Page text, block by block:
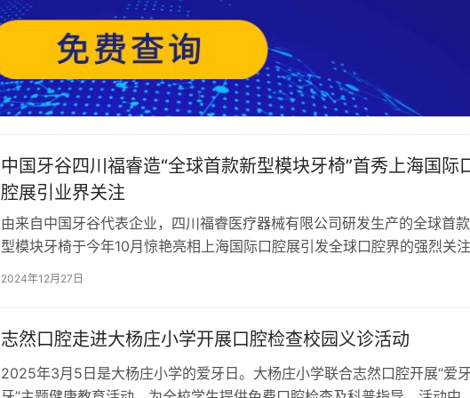
中国牙谷四川福睿造“全球首款新型模块牙椅”首秀上海国际
腔展引业界关注
由来自中国牙谷代表企业，四川福睿医疗器械有限公司研发生产的全球首
型模块牙椅于今年10月惊艳亮相上海国际口腔展引发全球口腔界的强烈关
作为牙椅市场的迭代升级高端智造产品，从17…
2024年12月27日
志然口腔走进大杨庄小学开展口腔检查校园义诊活动
2025年3月5日是大杨庄小学的爱牙日。大杨庄小学联合志然口腔开展“爱